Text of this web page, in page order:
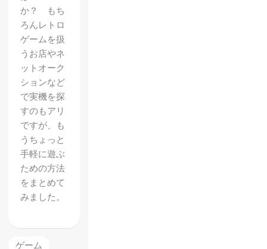
か？ もち
ろんレトロ
ゲームを扱
うお店やネ
ットオーク
ションなど
で実機を探
すのもアリ
ですが、も
うちょっと
手軽に遊ぶ
ための方法
をまとめて
みました。
ゲーム